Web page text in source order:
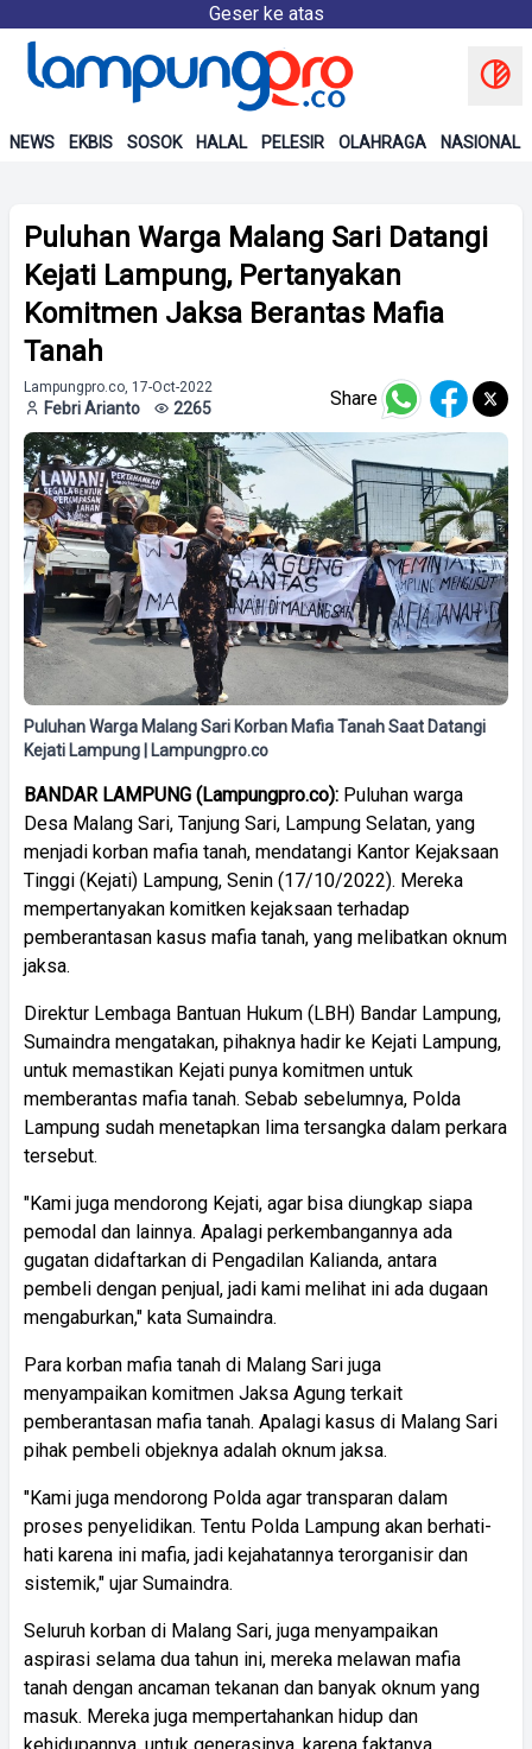
Geser ke atas
NEWS EKBIS SOSOK HALAL PELESIR OLAHRAGA NASIONAL
Puluhan Warga Malang Sari Datangi
Kejati Lampung, Pertanyakan
Komitmen Jaksa Berantas Mafia
Tanah
Lampungpro.co, 17-Oct-2022
Febri Arianto 2265 Share
Puluhan Warga Malang Sari Korban Mafia Tanah Saat Datangi
Kejati Lampung | Lampungpro.co
BANDAR LAMPUNG (Lampungpro.co): Puluhan warga
Desa Malang Sari, Tanjung Sari, Lampung Selatan, yang
menjadi korban mafia tanah, mendatangi Kantor Kejaksaan
Tinggi (Kejati) Lampung, Senin (17/10/2022). Mereka
mempertanyakan komitken kejaksaan terhadap
pemberantasan kasus mafia tanah, yang melibatkan oknum
jaksa.
Direktur Lembaga Bantuan Hukum (LBH) Bandar Lampung,
Sumaindra mengatakan, pihaknya hadir ke Kejati Lampung,
untuk memastikan Kejati punya komitmen untuk
memberantas mafia tanah. Sebab sebelumnya, Polda
Lampung sudah menetapkan lima tersangka dalam perkara
tersebut.
"Kami juga mendorong Kejati, agar bisa diungkap siapa
pemodal dan lainnya. Apalagi perkembangannya ada
gugatan didaftarkan di Pengadilan Kalianda, antara
pembeli dengan penjual, jadi kami melihat ini ada dugaan
mengaburkan," kata Sumaindra.
Para korban mafia tanah di Malang Sari juga
menyampaikan komitmen Jaksa Agung terkait
pemberantasan mafia tanah. Apalagi kasus di Malang Sari
pihak pembeli objeknya adalah oknum jaksa.
"Kami juga mendorong Polda agar transparan dalam
proses penyelidikan. Tentu Polda Lampung akan berhati-
hati karena ini mafia, jadi kejahatannya terorganisir dan
sistemik," ujar Sumaindra.
Seluruh korban di Malang Sari, juga menyampaikan
aspirasi selama dua tahun ini, mereka melawan mafia
tanah dengan ancaman tekanan dan banyak oknum yang
masuk. Mereka juga mempertahankan hidup dan
kehidupannya, untuk generasinya, karena faktanya